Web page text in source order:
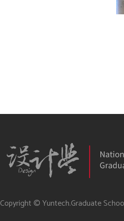
Copyright © Yuntech.Graduate